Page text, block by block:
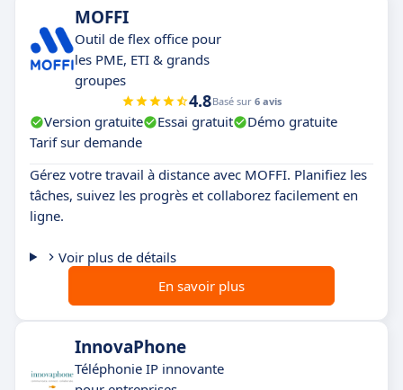
MOFFI
Outil de flex office pour
les PME, ETI & grands
groupes
4.8Basé sur 6 avis
Version gratuite Essai gratuit
Démo gratuite
Tarif sur demande
Gérez votre travail à distance avec MOFFI. Planifiez les
tâches, suivez les progrès et collaborez facilement en
ligne.
Voir plus de détails
En savoir plus
InnovaPhone
Téléphonie IP innovante